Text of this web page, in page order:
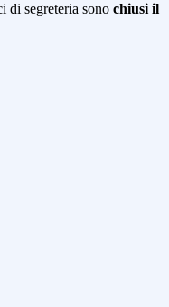
di segreteria sono chiusi il